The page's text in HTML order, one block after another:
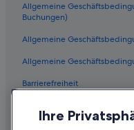
Landhäuser in Soltau
Hotels mit
Hütten in Soltau
Wohnungen in
Allgemeine
Buchungen)
Allgemeine
Allgemeine
Barrierefreiheit
Ihre